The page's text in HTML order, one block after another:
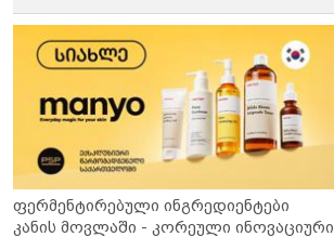
ფერმენტირებული ინგრედიენტები
კანის მოვლაში - კორეული ინოვაციური